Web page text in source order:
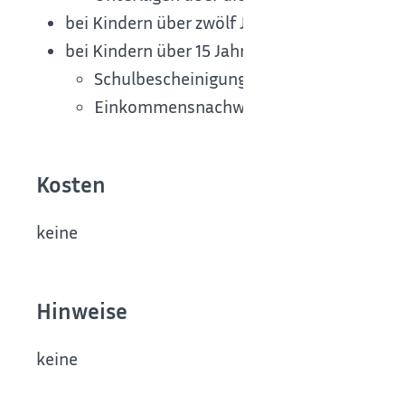
bei Kindern über zwölf Jahren: aktueller
bei Kindern über 15 Jahren:
Schulbescheinigung
Einkommensnachweise, sofern
Kosten
keine
Hinweise
keine